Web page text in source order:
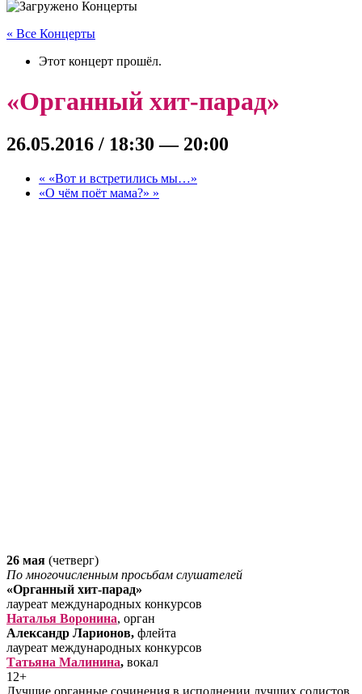
« Все Концерты
Этот концерт прошёл.
«Органный хит-парад»
26.05.2016 / 18:30 — 20:00
« «Вот и встретились мы…»
«О чём поёт мама?» »
26 мая (четверг)
По многочисленным просьбам слушателей
«Органный хит-парад»
лауреат международных конкурсов
Наталья Воронина, орган
Александр Ларионов, флейта
лауреат международных конкурсов
Татьяна Малинина, вокал
12+